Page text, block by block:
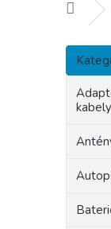
Domů
P
s
Přeskočit
kabely